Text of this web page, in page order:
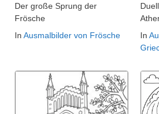
Der große Sprung der
Frösche
In Ausmalbilder von Frösche
In